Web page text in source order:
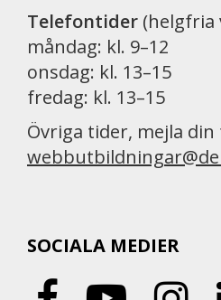
Telefontider (helgfria
måndag: kl. 9–12
onsdag: kl. 13–15
fredag: kl. 13–15
Övriga tider, mejla
SOCIALA MEDIER